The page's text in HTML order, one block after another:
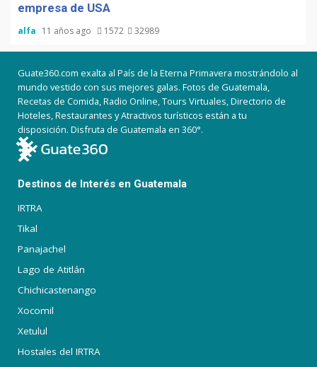
empresa de USA
alfa 11 años ago 1572 32989
Guate360.com exalta al País de la Eterna Primavera mostrándolo al
mundo vestido con sus mejores galas. Fotos de Guatemala,
Recetas de Comida, Radio Online, Tours Virtuales, Directorio de
Hoteles, Restaurantes y Atractivos turísticos están a tu
disposición. Disfruta de Guatemala en 360°.
Destinos de Interés en Guatemala
IRTRA
Tikal
Panajachel
Lago de Atitlán
Chichicastenango
Xocomil
Xetulul
Hostales del IRTRA